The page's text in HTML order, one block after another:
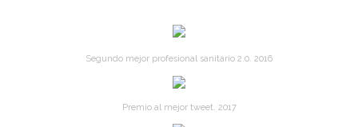
Segundo mejor profesional sanitario 2.0. 2016
Premio al mejor tweet. 2017